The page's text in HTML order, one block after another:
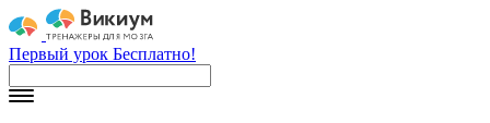
Первый урок Бесплатно!